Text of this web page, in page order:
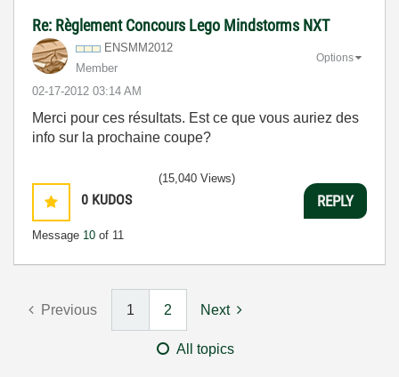
Re: Règlement Concours Lego Mindstorms NXT
ENSMM2012
Member
‎02-17-2012 03:14 AM
Options
Merci pour ces résultats. Est ce que vous auriez des
info sur la prochaine coupe?
0 KUDOS
Message 10 of 11
(15,040 Views)
REPLY
Previous 1 2 Next
All topics